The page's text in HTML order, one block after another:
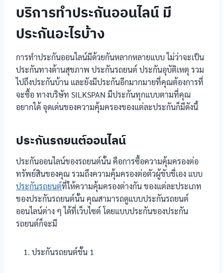
บริการทำประกันออนไลน์ มี
ประกันอะไรบ้าง
การทำประกันออนไลน์มีด้วยกันหลากหลายแบบ ไม่ว่าจะเป็น
ประกันทางด้านสุขภาพ ประกันรถยนต์ ประกันอุบัติเหตุ รวม
ไปถึงประกันบ้าน และยังมีประกันอีกมากมายที่คุณต้องการที่
จะซื้อ ทางบริษัท SILKSPAN มีประกันทุกแบบตามที่คุณ
อยากได้ จุดเด่นของความคุ้มครองของแต่ละประกันก็มีดังนี้
ประกันรถยนต์ออนไลน์
ประกันออนไลน์ของรถยนต์นั้น คือการซื้อความคุ้มครองต่อ
ทรัพย์สินของคุณ รวมถึงความคุ้มครองต่อตัวผู้ขับขี่เอง แบบ
ประกันรถยนต์ที่ให้ความคุ้มครองต่างกัน ของแต่ละประเภท
ของประกันรถยนต์นั้น คุณสามารถดูแบบประกันรถยนต์
ออนไลน์ต่าง ๆ ได้ที่เว็บไซต์ โดยแบบประกันของประกัน
รถยนต์ก็จะมี
ประกันรถยนต์ชั้น 1